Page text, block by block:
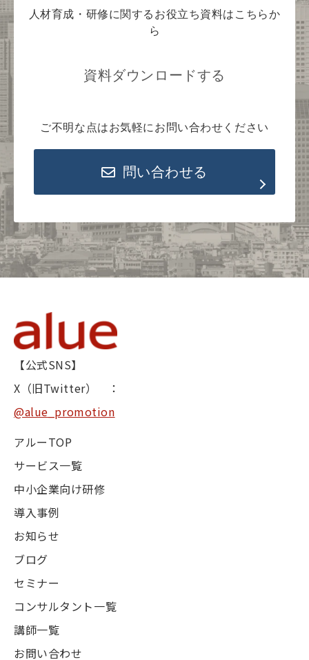
人材育成・研修に関するお役立ち資料はこちらか
ら
資料ダウンロードする
ご不明な点はお気軽にお問い合わせください
問い合わせる
【公式SNS】
X（旧Twitter） ：
@alue_promotion
アルーTOP
サービス一覧
中小企業向け研修
導入事例
お知らせ
ブログ
セミナー
コンサルタント一覧
講師一覧
お問い合わせ